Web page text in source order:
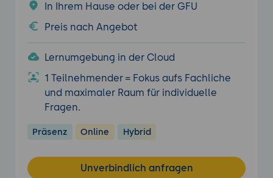
In Ihrem Hause oder bei der GFU
Preis nach Angebot
Lernumgebung in der Cloud
1 Teilnehmender = Fokus aufs Fachliche
und maximaler Raum für individuelle
Fragen.
Präsenz Online Hybrid
Unverbindlich anfragen